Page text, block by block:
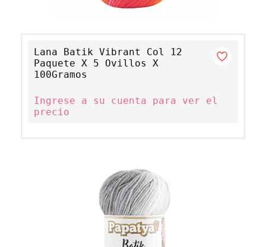
Lana Batik Vibrant Col 12
Paquete X 5 Ovillos X
100Gramos
Ingrese a su cuenta para ver el
precio